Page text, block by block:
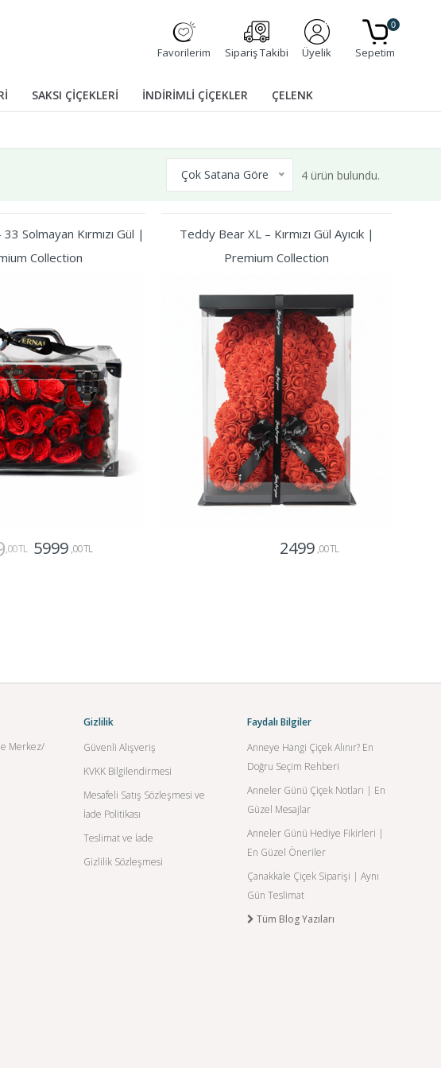
Favorilerim Sipariş Takibi Üyelik Sepetim
0
SAKSI ÇİÇEKLERİ İNDİRİMLİ ÇİÇEKLER ÇELENK
Çok Satana Göre 4 ürün bulundu.
Solmayan Kırmızı Gül |
Collection
,00 TL 5999 ,00 TL
Teddy Bear XL – Kırmızı Gül Ayıcık |
Premium Collection
2499 ,00 TL
Merkez/
Gizlilik
Güvenli Alışveriş
KVKK Bilgilendirmesi
Mesafeli Satış Sözleşmesi ve
İade Politikası
Teslimat ve İade
Gizlilik Sözleşmesi
Faydalı Bilgiler
Anneye Hangi Çiçek Alınır? En
Doğru Seçim Rehberi
Anneler Günü Çiçek Notları | En
Güzel Mesajlar
Anneler Günü Hediye Fikirleri |
En Güzel Öneriler
Çanakkale Çiçek Siparişi | Aynı
Gün Teslimat
Tüm Blog Yazıları